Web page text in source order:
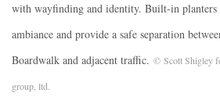
with wayfinding and identity. Built-in planters
ambiance and provide a safe separation
Boardwalk and adjacent traffic. © Scott Shigley
group, ltd.